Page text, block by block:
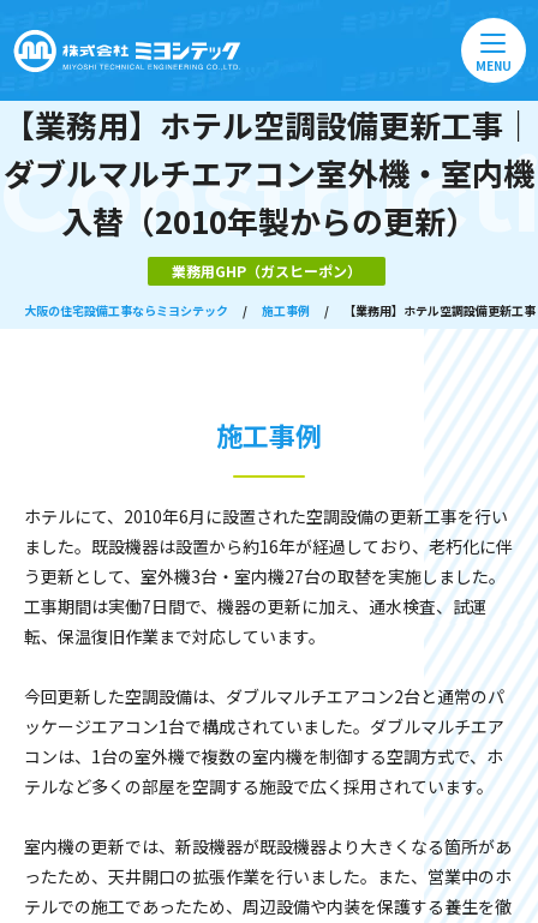
MENU
【業務用】ホテル空調設備更新工事｜
ダブルマルチエアコン室外機・室内機
入替（2010年製からの更新）
業務用GHP（ガスヒーポン）
大阪の住宅設備工事ならミヨシテック / 施工事例 / 【業務用】ホテル空調設備更新工
施工事例
ホテルにて、2010年6月に設置された空調設備の更新工事を行い
ました。既設機器は設置から約16年が経過しており、老朽化に伴
う更新として、室外機3台・室内機27台の取替を実施しました。
工事期間は実働7日間で、機器の更新に加え、通水検査、試運
転、保温復旧作業まで対応しています。
今回更新した空調設備は、ダブルマルチエアコン2台と通常のパ
ッケージエアコン1台で構成されていました。ダブルマルチエア
コンは、1台の室外機で複数の室内機を制御する空調方式で、ホ
テルなど多くの部屋を空調する施設で広く採用されています。
室内機の更新では、新設機器が既設機器より大きくなる箇所があ
ったため、天井開口の拡張作業を行いました。また、営業中のホ
テルでの施工であったため、周辺設備や内装を保護する養生を徹